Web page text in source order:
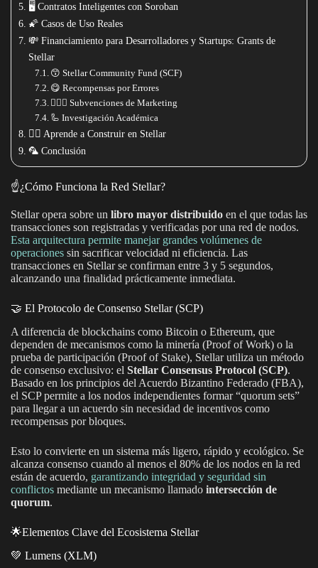
🖥️ Contratos Inteligentes con Soroban
🌠 Casos de Uso Reales
💸 Financiamiento para Desarrolladores y Startups: Grants de
Stellar
😙 Stellar Community Fund (SCF)
😋 Recompensas por Errores
🕵🏾‍♂️ Subvenciones de Marketing
🦾 Investigación Académica
👷‍♀️ Aprende a Construir en Stellar
🦜 Conclusión
☝️¿Cómo Funciona la Red Stellar?
Stellar opera sobre un libro mayor distribuido en el que todas las
transacciones son registradas y verificadas por una red de nodos.
Esta arquitectura permite manejar grandes volúmenes de
operaciones sin sacrificar velocidad ni eficiencia. Las
transacciones en Stellar se confirman entre 3 y 5 segundos,
alcanzando una finalidad prácticamente inmediata.
🤝 El Protocolo de Consenso Stellar (SCP)
A diferencia de blockchains como Bitcoin o Ethereum, que
dependen de mecanismos como la minería (Proof of Work) o la
prueba de participación (Proof of Stake), Stellar utiliza un método
de consenso exclusivo: el Stellar Consensus Protocol (SCP).
Basado en los principios del Acuerdo Bizantino Federado (FBA),
el SCP permite a los nodos independientes formar “quorum sets”
para llegar a un acuerdo sin necesidad de incentivos como
recompensas por bloques.
Esto lo convierte en un sistema más ligero, rápido y ecológico. Se
alcanza consenso cuando al menos el 80% de los nodos en la red
están de acuerdo, garantizando integridad y seguridad sin
conflictos mediante un mecanismo llamado intersección de
quorum.
🌟Elementos Clave del Ecosistema Stellar
💚 Lumens (XLM)